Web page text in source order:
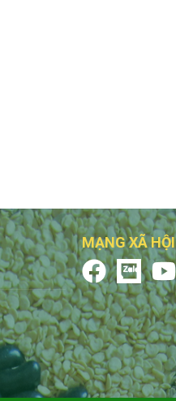
MẠNG XÃ HỘI